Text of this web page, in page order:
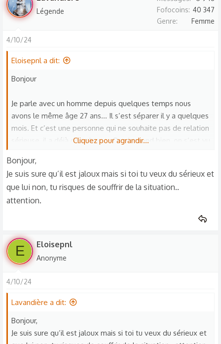
Légende
Fofocoins 40 347
Genre
Femme
4/10/24
Eloisepnl a dit:
Bonjour
Je parle avec un homme depuis quelques temps nous
avons le même âge 27 ans… Il s’est séparer il y a quelques
mois. Et c’est une personne qui ne souhaite pas de relation
sérieuse, il a déjà des plans … On s’entend bien, on s’est vu
refuser d’aller plus loin… Il l’a mal pris mais après c’est la
vie. Sauf qu’il est revenu me souhaiter mon anniversaire et
il retente encore… Il ne revient pas pour me faire changer
d’avis mais il veux juste qu’on s’embrasse… alors qu’il sait
peu jaloux même si il dit complètement le contraire.
Je dois en penser quoi ?
Cliquez pour agrandir...
Bonjour,
Je suis sure qu’il est jaloux mais si toi tu veux du sérieux et
que lui non, tu risques de souffrir de la situation..
attention.
E Eloisepnl
Anonyme
4/10/24
Lavandière a dit:
Bonjour,
Je suis sure qu’il est jaloux mais si toi tu veux du sérieux et